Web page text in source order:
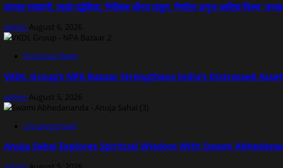
काजल राघवानी, लाडो मद्धेशिया, निर्देशक धीरज ठाकुर, निर्माता अनुज आतिश फिल्म
admin August 6, 2026
Exclusive News
VKDL Group’s NPA Bazaar Strengthens India’s Distressed
admin August 5, 2026
Uncategorized
Anuja Sahai Explores Spiritual Wisdom With Swami